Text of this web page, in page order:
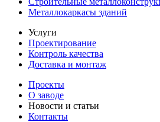
Металлокаркасы зданий
Услуги
Проектирование
Контроль качества
Доставка и монтаж
Проекты
О заводе
Новости и статьи
Контакты